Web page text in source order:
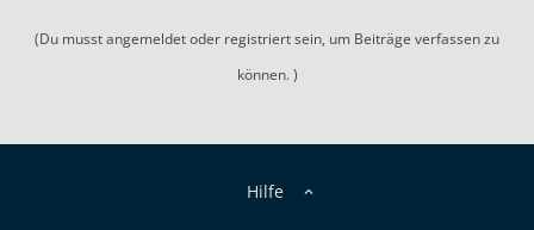
(Du musst angemeldet oder registriert sein, um Beiträge verfassen zu
können. )
Hilfe